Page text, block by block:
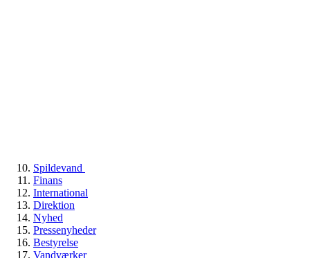
Spildevand
Finans
International
Direktion
Nyhed
Pressenyheder
Bestyrelse
Vandværker